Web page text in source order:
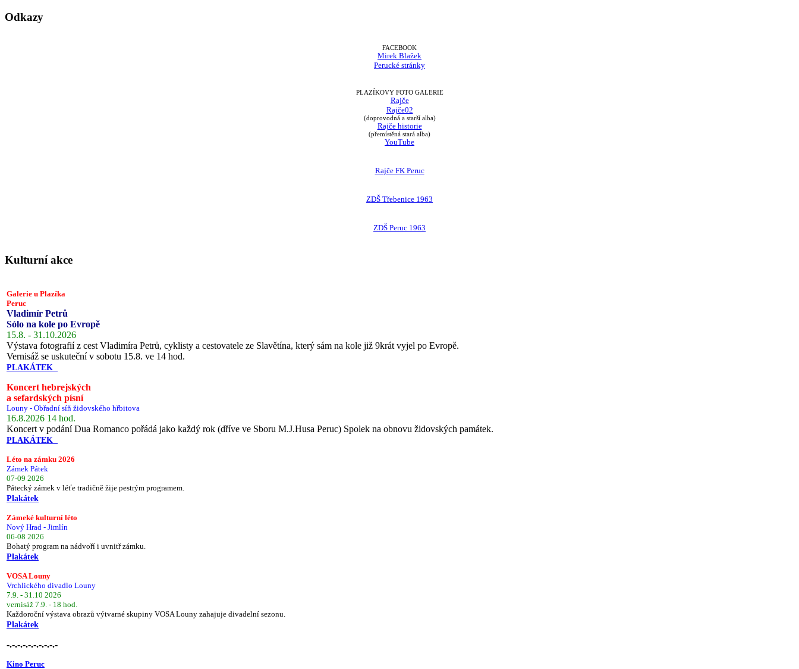
Odkazy
FACEBOOK
Mirek Blažek
Perucké stránky
PLAZÍKOVY FOTO GALERIE
Rajče
Rajče02
(doprovodná a starší alba)
Rajče historie
(přemístěná stará alba)
YouTube
Rajče FK Peruc
ZDŠ Třebenice 1963
ZDŠ Peruc 1963
Kulturní akce
Galerie u Plazíka
Peruc
Vladimír Petrů
Sólo na kole po Evropě
15.8. - 31.10.2026
Výstava fotografií z cest Vladimíra Petrů, cyklisty a cestovatele ze Slavětína, který sám na kole již 9krát vyjel po Evropě.
Vernisáž se uskuteční v sobotu 15.8. ve 14 hod.
PLAKÁTEK
Koncert hebrejských
a sefardských písní
Louny - Obřadní síň židovského hřbitova
16.8.2026 14 hod.
Koncert v podání Dua Romanco pořádá jako každý rok (dříve ve Sboru M.J.Husa Peruc) Spolek na obnovu židovských památek.
PLAKÁTEK
Léto na zámku 2026
Zámek Pátek
07-09 2026
Pátecký zámek v léťe tradičně žije pestrým programem.
Plakátek
Zámeké kulturní léto
Nový Hrad - Jimlín
06-08 2026
Bohatý program na nádvoří i uvnitř zámku.
Plakátek
VOSA Louny
Vrchlického divadlo Louny
7.9. - 31.10 2026
vernisáž 7.9. - 18 hod.
Každoroční výstava obrazů výtvarné skupiny VOSA Louny zahajuje divadelní sezonu.
Plakátek
-.-.-.-.-.-.-.-.-.-
Kino Peruc